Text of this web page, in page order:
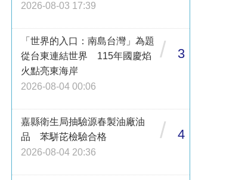
2026-08-03 17:39
「世界的入口：南島台灣」為題
從台東連結世界 115年國慶焰
火點亮東海岸
2026-08-04 00:06
/ 3
嘉縣衛生局抽驗源春製油廠油
品 苯駢芘檢驗合格
2026-08-04 20:36
/ 4